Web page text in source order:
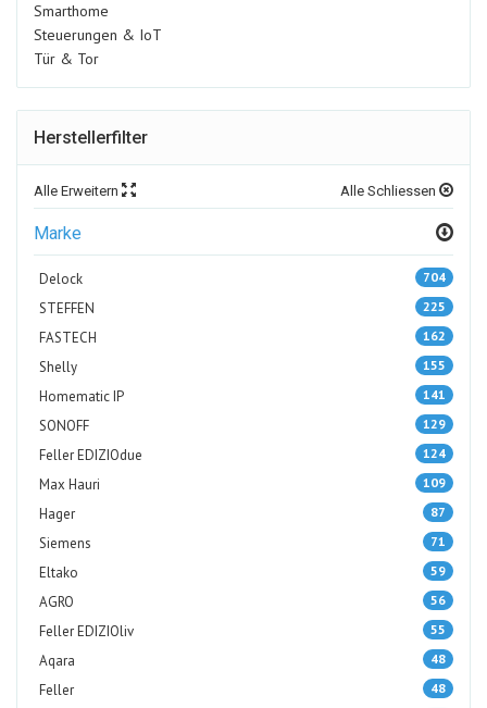
Smarthome
Steuerungen & IoT
Tür & Tor
Herstellerfilter
Alle Erweitern Alle Schliessen
Marke
Delock 704
STEFFEN 225
FASTECH 162
Shelly 155
Homematic IP 141
SONOFF 129
Feller EDIZIOdue 124
Max Hauri 109
Hager 87
Siemens 71
Eltako 59
AGRO 56
Feller EDIZIOliv 55
Aqara 48
Feller 48